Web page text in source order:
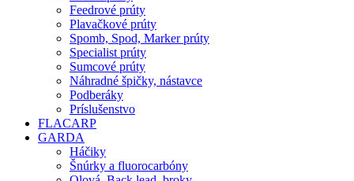
Feedrové prúty
Plavačkové prúty
Spomb, Spod, Marker prúty
Specialist prúty
Sumcové prúty
Náhradné špičky, nástavce
Podberáky
Príslušenstvo
FLACARP
GARDA
Háčiky
Šnúrky a fluorocarbóny